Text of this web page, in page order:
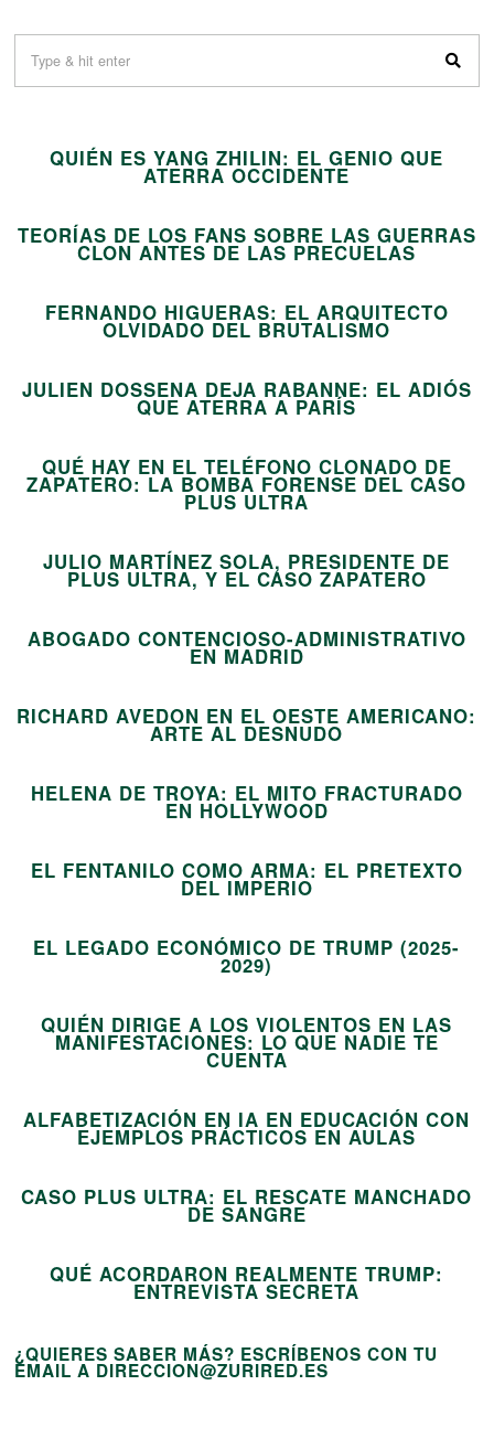
QUIÉN ES YANG ZHILIN: EL GENIO QUE
ATERRA OCCIDENTE
TEORÍAS DE LOS FANS SOBRE LAS GUERRAS
CLON ANTES DE LAS PRECUELAS
FERNANDO HIGUERAS: EL ARQUITECTO
OLVIDADO DEL BRUTALISMO
JULIEN DOSSENA DEJA RABANNE: EL ADIÓS
QUE ATERRA A PARÍS
QUÉ HAY EN EL TELÉFONO CLONADO DE
ZAPATERO: LA BOMBA FORENSE DEL CASO
PLUS ULTRA
JULIO MARTÍNEZ SOLA, PRESIDENTE DE
PLUS ULTRA, Y EL CASO ZAPATERO07
ABOGADO CONTENCIOSO-ADMINISTRATIVO
EN MADRID
RICHARD AVEDON EN EL OESTE AMERICANO:
ARTE AL DESNUDO
HELENA DE TROYA: EL MITO FRACTURADO
EN HOLLYWOOD
EL FENTANILO COMO ARMA: EL PRETEXTO
DEL IMPERIO
EL LEGADO ECONÓMICO DE TRUMP (2025-
2029)
QUIÉN DIRIGE A LOS VIOLENTOS EN LAS
MANIFESTACIONES: LO QUE NADIE TE
CUENTA
ALFABETIZACIÓN EN IA EN EDUCACIÓN CON
EJEMPLOS PRÁCTICOS EN AULAS
CASO PLUS ULTRA: EL RESCATE MANCHADO
DE SANGRE
QUÉ ACORDARON REALMENTE TRUMP:
ENTREVISTA SECRETA
¿QUIERES SABER MÁS? ESCRÍBENOS CON TU
EMAIL A DIRECCION@ZURIRED.ES